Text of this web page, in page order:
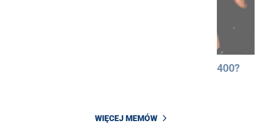
400?
WIĘCEJ MEMÓW